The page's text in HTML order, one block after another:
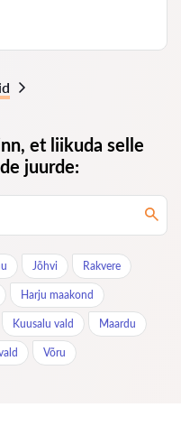
et liikuda selle
juurde:
Jõhvi Rakvere
Harju maakond
Kuusalu vald Maardu
Võru